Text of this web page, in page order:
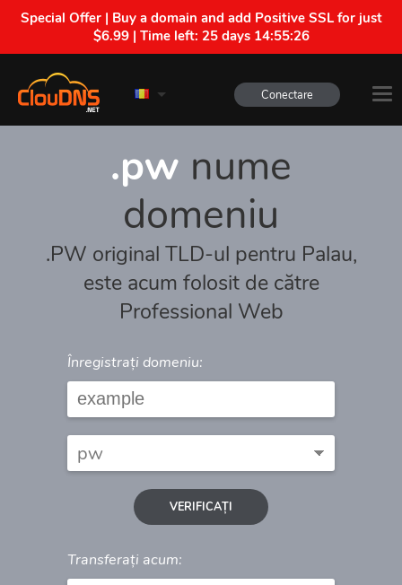
Special Offer | Buy a domain and add Positive SSL for just
$6.99 | Time left: 25 days 14:55:26
Conectare
.pw nume
domeniu
.PW original TLD-ul pentru Palau,
este acum folosit de către
Professional Web
Înregistrați domeniu:
VERIFICAȚI
Transferați acum: